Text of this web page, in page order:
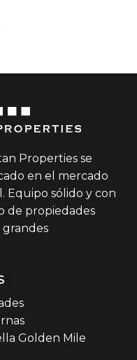
Properties se
en el mercado
Equipo sólido y con
de propiedades
grandes
Golden Mile